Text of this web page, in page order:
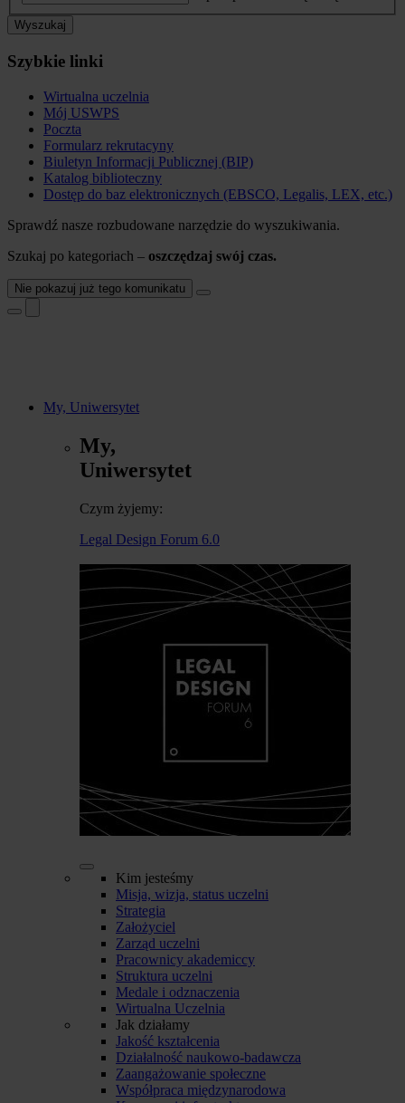
Wyszukaj
Szybkie linki
Wirtualna uczelnia
Mój USWPS
Poczta
Formularz rekrutacyny
Biuletyn Informacji Publicznej (BIP)
Katalog biblioteczny
Dostęp do baz elektronicznych (EBSCO, Legalis, LEX, etc.)
Sprawdź nasze rozbudowane narzędzie do wyszukiwania.
Szukaj po kategoriach – oszczędzaj swój czas.
Nie pokazuj już tego komunikatu
My, Uniwersytet
My,
Uniwersytet
Czym żyjemy:
Legal Design Forum 6.0
Kim jesteśmy
Misja, wizja, status uczelni
Strategia
Założyciel
Zarząd uczelni
Pracownicy akademiccy
Struktura uczelni
Medale i odznaczenia
Wirtualna Uczelnia
Jak działamy
Jakość kształcenia
Działalność naukowo-badawcza
Zaangażowanie społeczne
Współpraca międzynarodowa